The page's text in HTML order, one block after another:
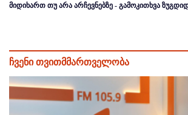
მიდიხართ თუ არა არჩევნებზე - გამოკითხვა
ჩვენი თვითმმართველობა